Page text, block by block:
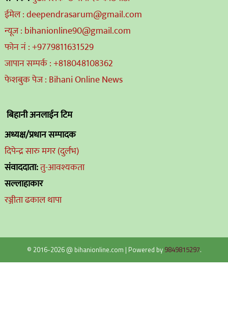
ईमेल : deependrasarum@gmail.com
न्यूज : bihanionline90@gmail.com
फोन नं : +9779811631529
जापान सम्पर्क : +818048108362
फेशबुक पेज : Bihani Online News
बिहानी अनलाईन टिम
अध्यक्ष/प्रधान सम्पादक
दिपेन्द्र सारु मगर (दुर्लभ)
संवाददाता:तु-आवश्यकता
सल्लाहाकार
रञ्जीता ढकाल थापा
© 2016-2026 @ bihanionline.com | Powered by 9849815297.